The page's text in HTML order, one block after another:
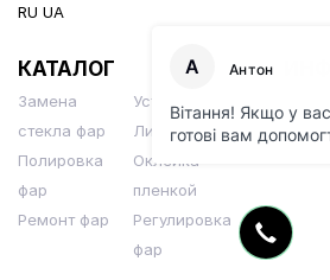
RU UA
КАТАЛОГ
Замена
стекла фар
Установка Би-
Линз
Полировка
фар
Оклейка
пленкой
Ремонт фар
Регулировка
фар